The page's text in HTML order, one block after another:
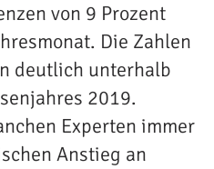
von 9 Prozent
Die Zahlen
deutlich unterhalb
2019.
Experten immer
Anstieg an